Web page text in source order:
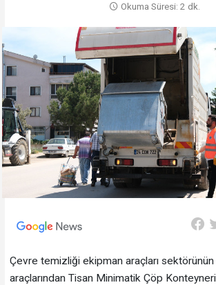
Okuma Süresi: 2 dk.
Çevre temizliği ekipman araçları
araçlarından Tisan Minimatik Çöp